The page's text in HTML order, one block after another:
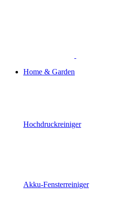
Home & Garden
Hochdruckreiniger
Akku-Fensterreiniger